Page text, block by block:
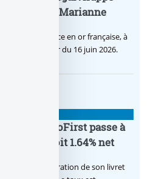
Bullion, Marianne
la nouvelle pièce en or française, à
à compter du 16 juin 2026.
BoursoFirst passe à
fin 2026, soit 1.64% net
de rémunération de son livret